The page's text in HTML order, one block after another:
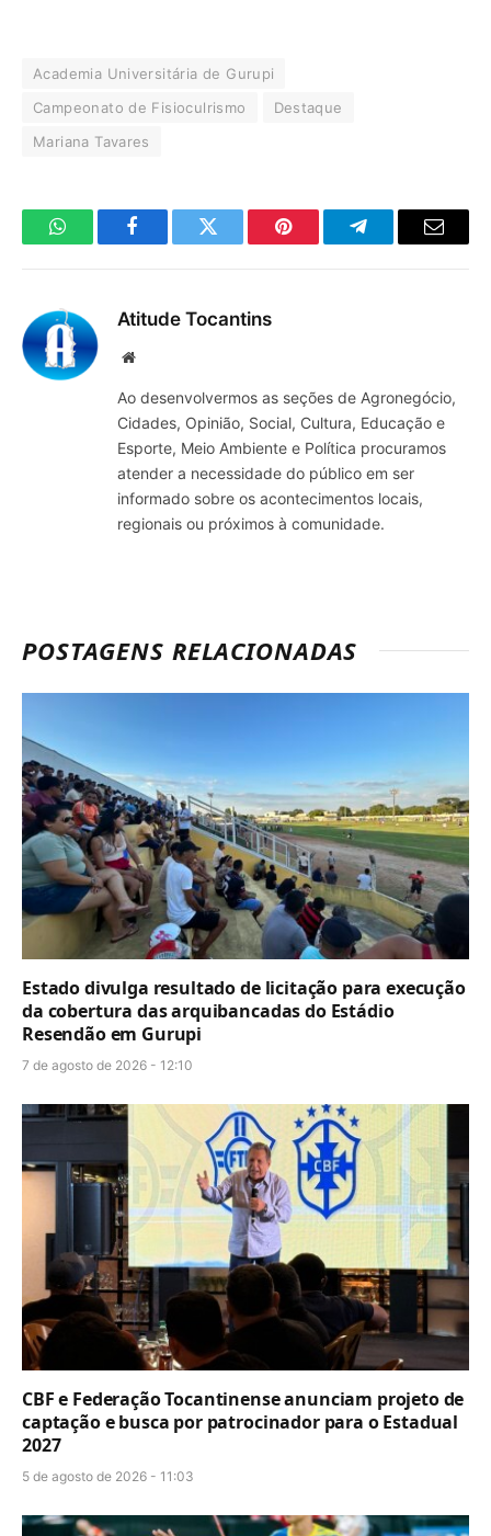
Academia Universitária de Gurupi
Campeonato de Fisioculrismo
Destaque
Mariana Tavares
WhatsAppFacebookTwitter Pinterest TelegramaE-
Atitude Tocantins
Site
Ao desenvolvermos as seções de Agronegócio,
Cidades, Opinião, Social, Cultura, Educação e
Esporte, Meio Ambiente e Política procuramos
atender a necessidade do público em ser
informado sobre os acontecimentos locais,
regionais ou próximos à comunidade.
POSTAGENS RELACIONADAS
Estado divulga resultado de licitação para execução
da cobertura das arquibancadas do Estádio
Resendão em Gurupi
7 de agosto de 2026 - 12:10
CBF e Federação Tocantinense anunciam projeto de
captação e busca por patrocinador para o Estadual
2027
5 de agosto de 2026 - 11:03